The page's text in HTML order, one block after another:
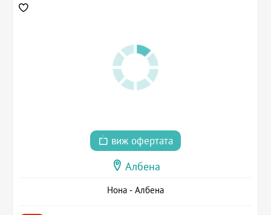
виж офертата
Албена
Нона - Албена